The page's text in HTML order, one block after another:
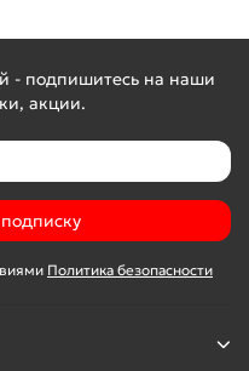
- подпишитесь на наши
акции.
Политика безопасности